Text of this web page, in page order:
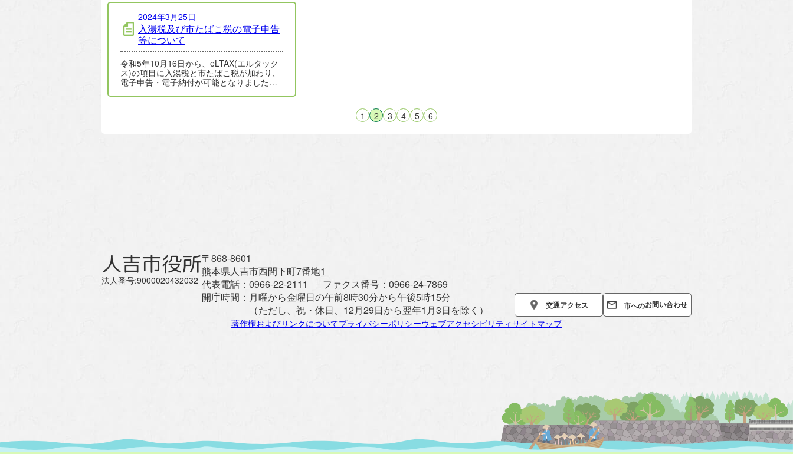
2024年3月25日
入湯税及び市たばこ税の電子申告
等について
令和5年10月16日から、eLTAX(エルタック
ス)の項目に入湯税と市たばこ税が加わり、
電子申告・電子納付が可能となりました。
1 2 3 4 5 6
人吉市役所
法人番号:9000020432032
〒868-8601
熊本県人吉市西間下町7番地1
代表電話： 0966-22-2111 ファクス番号： 0966-24-7869
開庁時間： 月曜から金曜日の午前8時30分から午後5時15分
（ただし、祝・休日、12月29日から翌年1月3日を除く）
交通アクセス 市へのお問い合わせ
著作権およびリンクについてプライバシーポリシーウェブアクセシビリティサイトマップ